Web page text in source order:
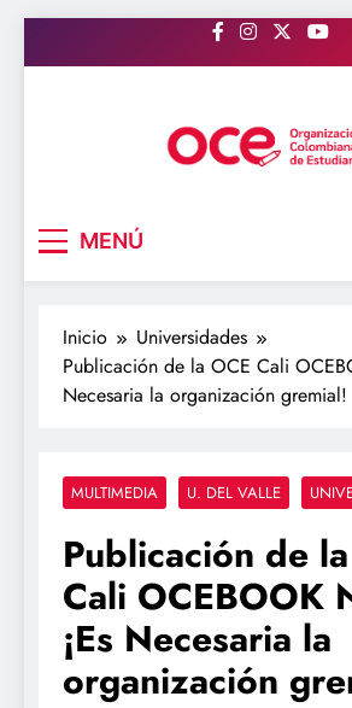
al
MENÚ
Inicio
Universidades
Publicación de la OCE Cali
Necesaria la organización gremial!
MULTIMEDIA U. DEL VALLE
Publicación de
Cali OCEBOOK
¡Es Necesaria la
organización